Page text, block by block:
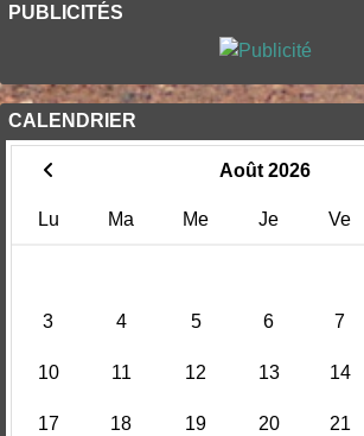
PUBLICITÉS
CALENDRIER
Août 2026
Lu Ma Me Je Ve
3 4 5 6 7
10 11 12 13 14
17 18 19 20 21